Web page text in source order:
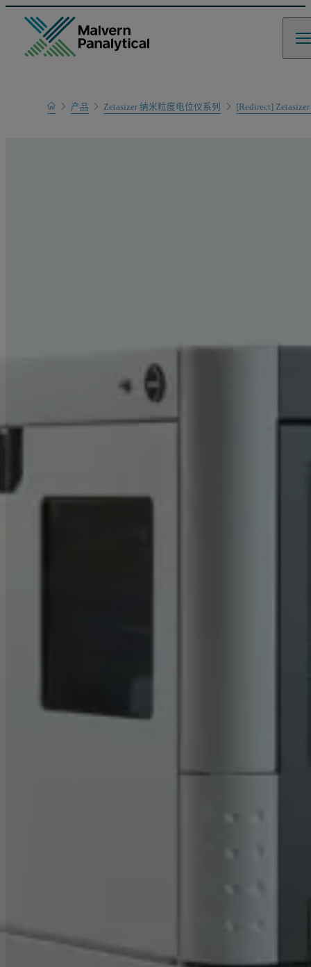
Home产品
产品系列
Zetasizer 纳米粒度电位仪系列 [Redirect]